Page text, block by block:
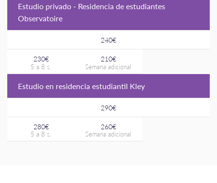
Estudio privado - Residencia de estudiantes
Observatoire
240€
230€
210€
Estudio en residencia estudiantil Kley
290€
280€
260€